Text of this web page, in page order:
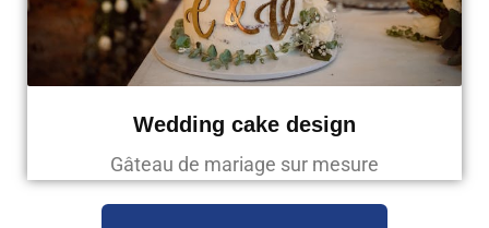
Wedding cake design
Gâteau de mariage sur mesure